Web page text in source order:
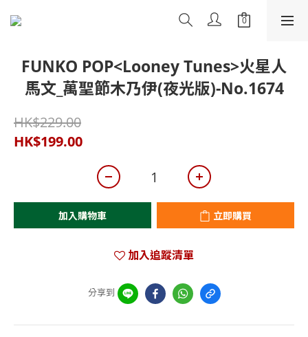
FUNKO POP<Looney Tunes>火星人
馬文_萬聖節木乃伊(夜光版)-No.1674
HK$229.00
HK$199.00
加入購物車 立即購買
加入追蹤清單
分享到